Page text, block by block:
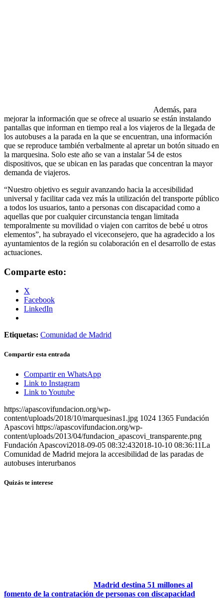
Además, para
mejorar la información que se ofrece al usuario se están instalando
pantallas que informan en tiempo real a los viajeros de la llegada de
los autobuses a la parada en la que se encuentran, una información
que se reproduce también verbalmente al apretar un botón situado en
la marquesina. Solo este año se van a instalar 54 de estos
dispositivos, que se ubican en las paradas que concentran la mayor
demanda de viajeros.
“Nuestro objetivo es seguir avanzando hacia la accesibilidad
universal y facilitar cada vez más la utilización del transporte público
a todos los usuarios, tanto a personas con discapacidad como a
aquellas que por cualquier circunstancia tengan limitada
temporalmente su movilidad o viajen con carritos de bebé u otros
elementos”, ha subrayado el viceconsejero, que ha agradecido a los
ayuntamientos de la región su colaboración en el desarrollo de estas
actuaciones.
Comparte esto:
X
Facebook
LinkedIn
Etiquetas: Comunidad de Madrid
Compartir esta entrada
Compartir en WhatsApp
Link to Instagram
Link to Youtube
https://apascovifundacion.org/wp-
content/uploads/2018/10/marquesinas1.jpg 1024 1365 Fundación
Apascovi https://apascovifundacion.org/wp-
content/uploads/2013/04/fundacion_apascovi_transparente.png
Fundación Apascovi2018-09-05 08:32:432018-10-10 08:36:11La
Comunidad de Madrid mejora la accesibilidad de las paradas de
autobuses interurbanos
Quizás te interese
Madrid destina 51 millones al
fomento de la contratación de personas con discapacidad